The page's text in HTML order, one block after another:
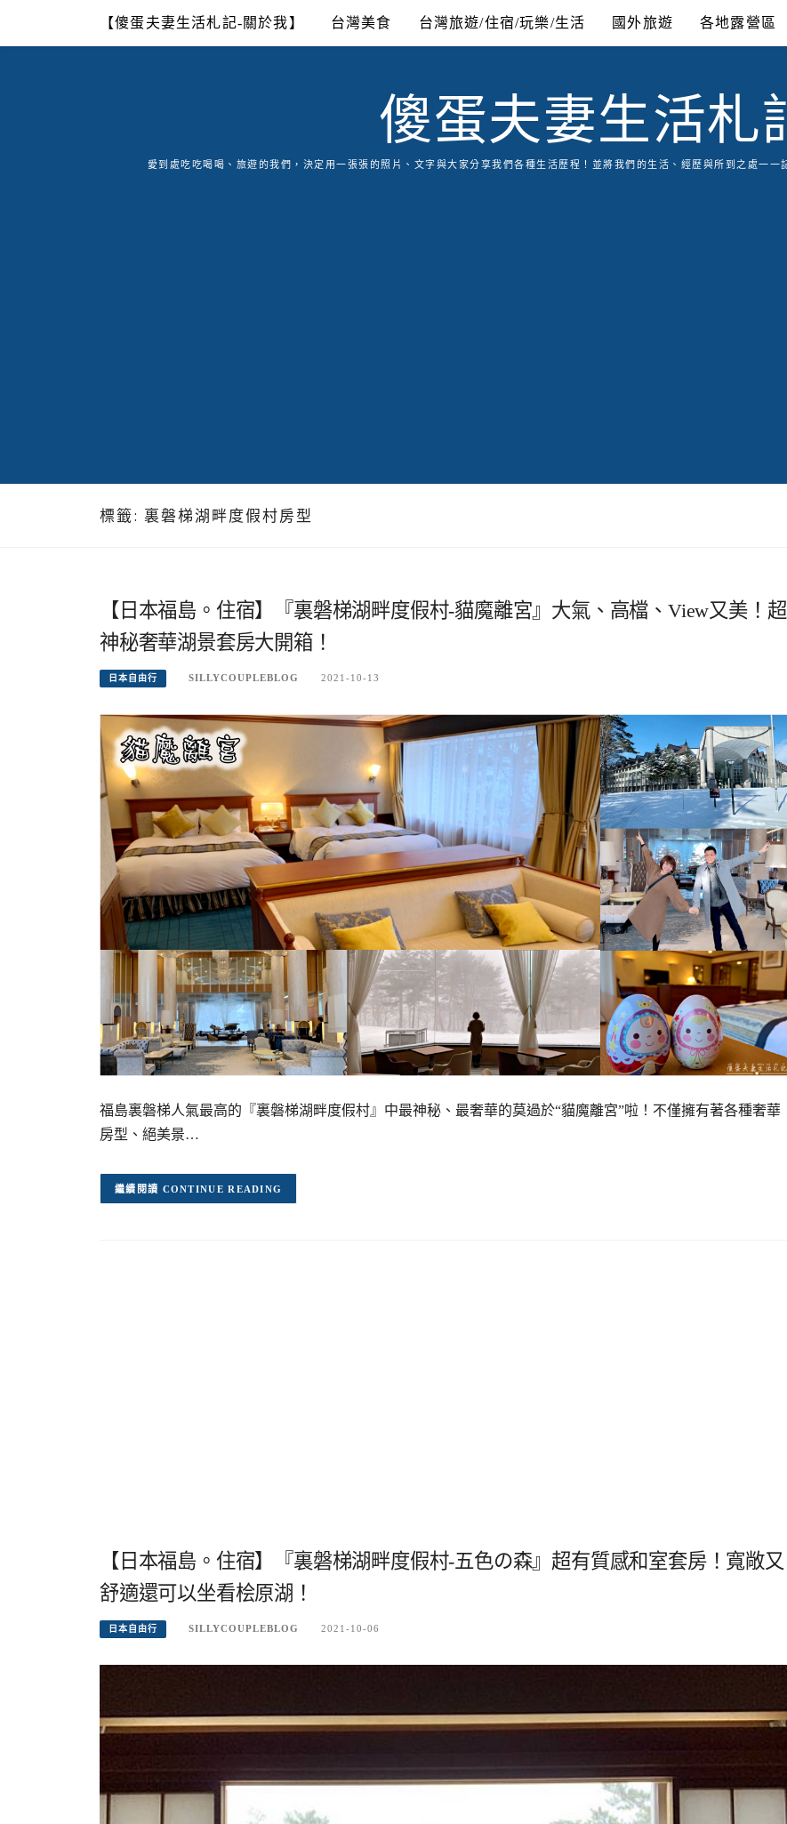
content
【傻蛋夫妻生活札記-關於我】 台灣美食 台灣旅遊/住宿/玩樂/生活 國外旅遊 各地露營區
傻蛋夫妻生活札
愛到處吃吃喝喝、旅遊的我們，決定用一張張的照片、文字與大家分享我們各種生活歷程！並將我們的生活、經歷與所到之處一一
標籤: 裏磐梯湖畔度假村房型
【日本福島。住宿】『裏磐梯湖畔度假村-貓魔離宮』大氣、高檔、View又美！超
神秘奢華湖景套房大開箱！
日本自由行 SILLYCOUPLEBLOG 2021-10-13
福島裏磐梯人氣最高的『裏磐梯湖畔度假村』中最神秘、最奢華的莫過於“貓魔離宮”啦！不僅擁有著各種奢華
房型、絕美景…
CONTINUE READING
【日本福島。住宿】『裏磐梯湖畔度假村-五色の森』超有質感和室套房！寬敞又
舒適還可以坐看桧原湖！
日本自由行 SILLYCOUPLEBLOG 2021-10-06